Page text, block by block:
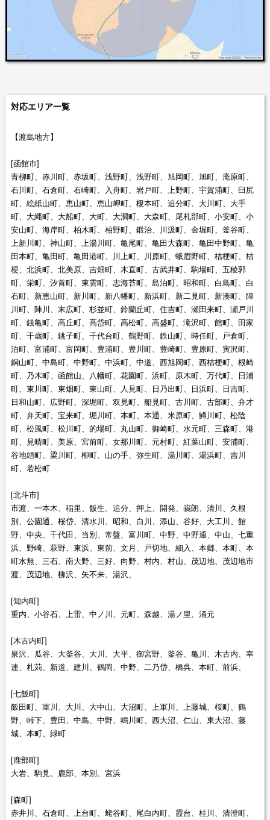
対応エリア一覧
【渡島地方】
[函館市]
青柳町、赤川町、赤坂町、浅野町、浅野町、旭岡町、旭町、庵原町、
石川町、石倉町、石崎町、入舟町、岩戸町、上野町、宇賀浦町、臼尻
町、絵紙山町、恵山町、恵山岬町、榎本町、追分町、大川町、大手
町、大縄町、大船町、大町、大澗町、大森町、尾札部町、小安町、小
安山町、海岸町、柏木町、柏野町、鍛治、川汲町、金堀町、釜谷町、
上新川町、神山町、上湯川町、亀尾町、亀田大森町、亀田中野町、亀
田本町、亀田町、亀田港町、川上町、川原町、蛾眉野町、桔梗町、桔
梗、北浜町、北美原、吉畑町、木直町、古武井町、駒場町、五稜郭
町、栄町、汐首町、東雲町、志海苔町、島泊町、昭和町、白鳥町、白
石町、新恵山町、新川町、新八幡町、新浜町、新二見町、新湊町、陣
川町、陣川、末広町、杉並町、鈴蘭丘町、住吉町、瀬田来町、瀬戸川
町、銭亀町、高丘町、高岱町、高松町、高盛町、滝沢町、館町、田家
町、千歳町、銚子町、千代台町、鶴野町、鉄山町、時任町、戸倉町、
泊町、富浦町、富岡町、豊浦町、豊川町、豊崎町、豊原町、寅沢町、
銅山町、中島町、中野町、中浜町、中道、西旭岡町、西桔梗町、根崎
町、乃木町、函館山、八幡町、花園町、浜町、原木町、万代町、日浦
町、東川町、東畑町、東山町、人見町、日乃出町、日浜町、日吉町、
日和山町、広野町、深堀町、双見町、船見町、古川町、古部町、弁才
町、弁天町、宝来町、堀川町、本町、本通、米原町、鱒川町、松陰
町、松風町、松川町、的場町、丸山町、御崎町、水元町、三森町、港
町、見晴町、美原、宮前町、女那川町、元村町、紅葉山町、安浦町、
谷地頭町、梁川町、柳町、山の手、弥生町、湯川町、湯浜町、吉川
町、若松町
[北斗市]
市渡、一本木、稲里、飯生、追分、押上、開発、峩朗、清川、久根
別、公園通、桜岱、清水川、昭和、白川、添山、谷好、大工川、館
野、中央、千代田、当別、常盤、富川町、中野、中野通、中山、七重
浜、野崎、萩野、東浜、東前、文月、戸切地、細入、本郷、本町、本
町水無、三石、南大野、三好、向野、村内、村山、茂辺地、茂辺地市
渡、茂辺地、柳沢、矢不来、湯沢、
[知内町]
重内、小谷石、上雷、中ノ川、元町、森越、湯ノ里、涌元
[木古内町]
泉沢、瓜谷、大釜谷、大川、大平、御宮野、釜谷、亀川、木古内、幸
連、札苅、新道、建川、鶴岡、中野、二乃岱、橋呉、本町、前浜、
[七飯町]
飯田町、軍川、大川、大中山、大沼町、上軍川、上藤城、桜町、鶴
野、峠下、豊田、中島、中野、鳴川町、西大沼、仁山、東大沼、藤
城、本町、緑町
[鹿部町]
大岩、駒見、鹿部、本別、宮浜
[森町]
赤井川、石倉町、上台町、蛯谷町、尾白内町、霞台、桂川、清澄町、